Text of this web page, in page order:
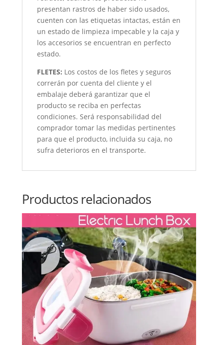
presentan rastros de haber sido usados,
cuenten con las etiquetas intactas, están en
un estado de limpieza impecable y la caja y
los accesorios se encuentran en perfecto
estado.
FLETES: Los costos de los fletes y seguros
correrán por cuenta del cliente y el
embalaje deberá garantizar que el
producto se reciba en perfectas
condiciones. Será responsabilidad del
comprador tomar las medidas pertinentes
para que el producto, incluida su caja, no
sufra deterioros en el transporte.
Productos relacionados